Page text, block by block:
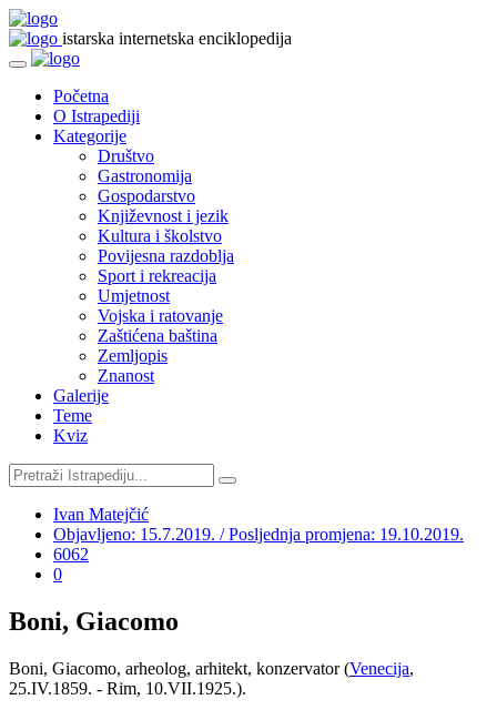
istarska internetska enciklopedija
Početna
O Istrapediji
Kategorije
Društvo
Gastronomija
Gospodarstvo
Književnost i jezik
Kultura i školstvo
Povijesna razdoblja
Sport i rekreacija
Umjetnost
Vojska i ratovanje
Zaštićena baština
Zemljopis
Znanost
Galerije
Teme
Kviz
Ivan Matejčić
Objavljeno: 15.7.2019. / Posljednja promjena: 19.10.2019.
6062
0
Boni, Giacomo
Boni, Giacomo, arheolog, arhitekt, konzervator (Venecija,
25.IV.1859. - Rim, 10.VII.1925.).